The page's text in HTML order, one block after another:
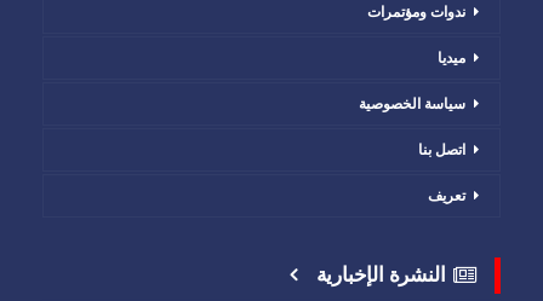
ندوات ومؤتمرات
ميديا
سياسة الخصوصية
اتصل بنا
تعريف
النشرة الإخبارية